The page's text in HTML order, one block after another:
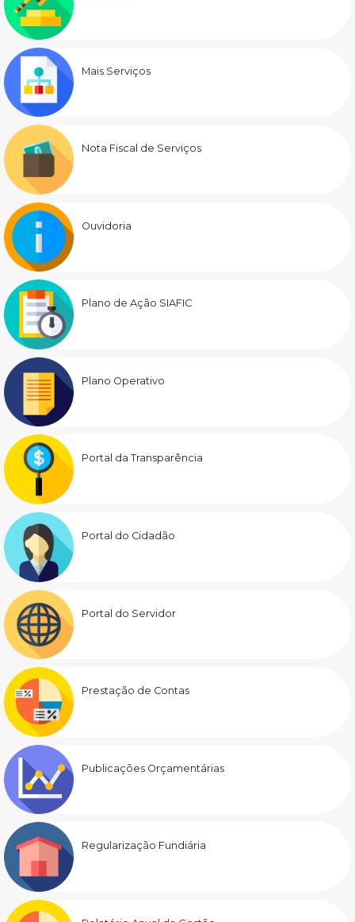
Mais Serviços
Nota Fiscal de Serviços
Ouvidoria
Plano de Ação SIAFIC
Plano Operativo
Portal da Transparência
Portal do Cidadão
Portal do Servidor
Prestação de Contas
Publicações Orçamentárias
Regularização Fundiária